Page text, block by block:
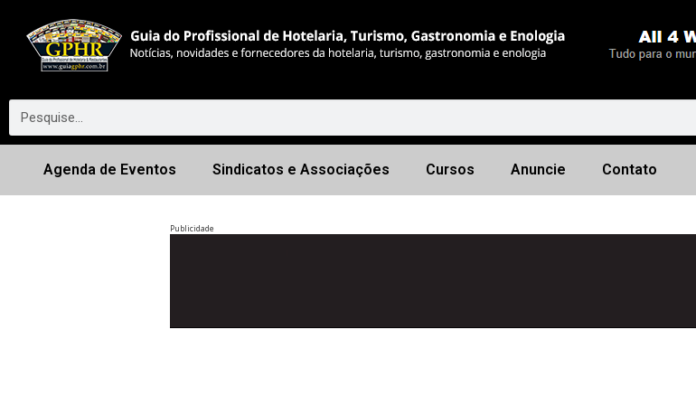
Agenda de Eventos Sindicatos e Associações Cursos Anuncie Contato
Publicidade